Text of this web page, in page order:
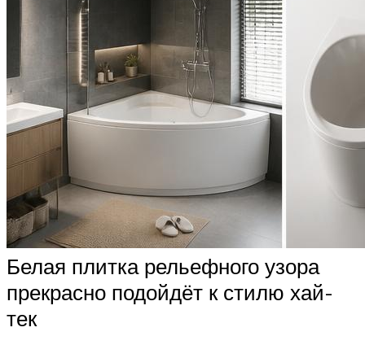
Белая плитка рельефного узора
прекрасно подойдёт к стилю хай-
тек